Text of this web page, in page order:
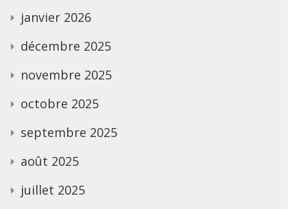
janvier 2026
décembre 2025
novembre 2025
octobre 2025
septembre 2025
août 2025
juillet 2025